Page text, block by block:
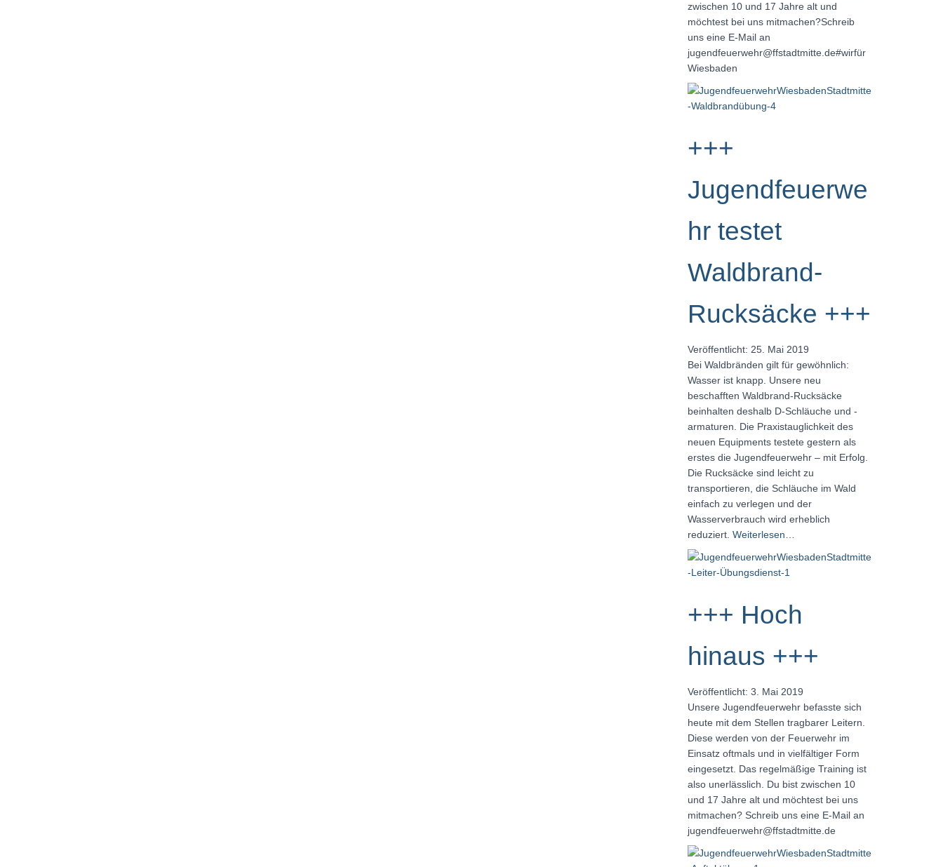
zwischen 10 und 17 Jahre alt und
möchtest bei uns mitmachen?Schreib
uns eine E-Mail an
jugendfeuerwehr@ffstadtmitte.de#wirfür
Wiesbaden
+++
Jugendfeuerwe
hr testet
Waldbrand-
Rucksäcke +++
Veröffentlicht: 25. Mai 2019
Bei Waldbränden gilt für gewöhnlich:
Wasser ist knapp. Unsere neu
beschafften Waldbrand-Rucksäcke
beinhalten deshalb D-Schläuche und -
armaturen. Die Praxistauglichkeit des
neuen Equipments testete gestern als
erstes die Jugendfeuerwehr – mit Erfolg.
Die Rucksäcke sind leicht zu
transportieren, die Schläuche im Wald
einfach zu verlegen und der
Wasserverbrauch wird erheblich
reduziert. Weiterlesen…
+++ Hoch
hinaus +++
Veröffentlicht: 3. Mai 2019
Unsere Jugendfeuerwehr befasste sich
heute mit dem Stellen tragbarer Leitern.
Diese werden von der Feuerwehr im
Einsatz oftmals und in vielfältiger Form
eingesetzt. Das regelmäßige Training ist
also unerlässlich. Du bist zwischen 10
und 17 Jahre alt und möchtest bei uns
mitmachen? Schreib uns eine E-Mail an
jugendfeuerwehr@ffstadtmitte.de